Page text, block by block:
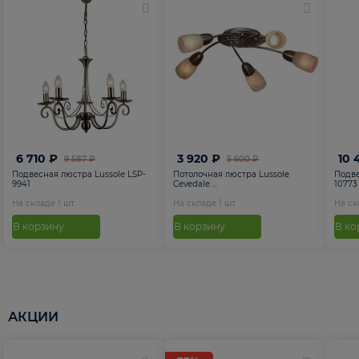
9 587 ₽
6 710 ₽
Подвесная люстра Lussole LSP-
9941
На складе 1 шт
В корзину
5 600 ₽
3 920 ₽
Потолочная люстра Lussole
Cevedale ...
На складе 1 шт
В корзину
10
10773
На
В
АКЦИИ